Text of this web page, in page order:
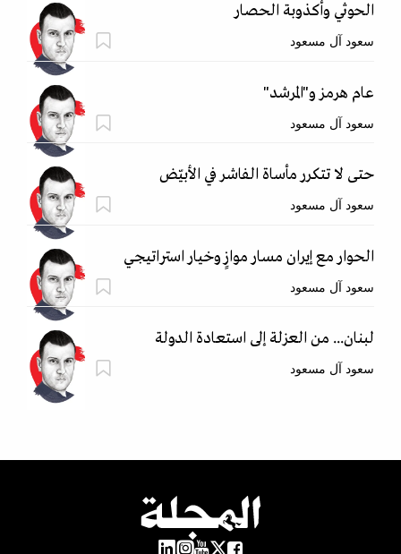
الحوثي وأكذوبة الحصار
سعود آل مسعود
عام هرمز و"المرشد"
سعود آل مسعود
حتى لا تتكرر مأساة الفاشر في الأبيّض
سعود آل مسعود
الحوار مع إيران مسار موازٍ وخيار استراتيجي
سعود آل مسعود
لبنان... من العزلة إلى استعادة الدولة
سعود آل مسعود